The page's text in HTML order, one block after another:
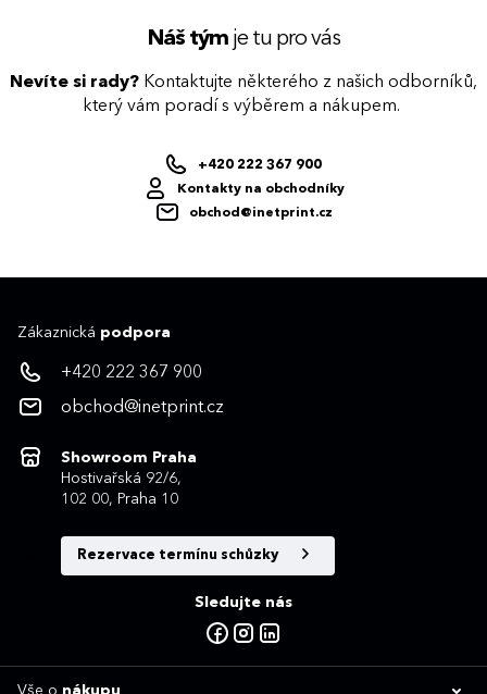
Náš týmje tu pro vás
Nevíte si rady? Kontaktujte některého z našich odborníků,
který vám poradí s výběrem a nákupem.
+420 222 367 900
Kontakty na obchodníky
obchod@inetprint.cz
Zákaznická podpora
+420 222 367 900
obchod@inetprint.cz
Showroom Praha
Hostivařská 92/6,
102 00, Praha 10
Rezervace termínu schůzky
Sledujte nás
Vše o nákupu